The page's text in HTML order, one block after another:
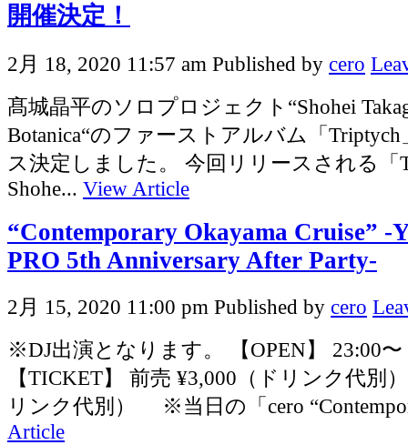
開催決定！
2月 18, 2020 11:57 am Published by cero
髙城晶平のソロプロジェクト“Shohei
Botanica“のファーストアルバム「
ス決定しました。 今回リリースされる「
Shohe... View Article
“Contemporary Okayama Cruise” -
PRO 5th Anniversary After Party-
2月 15, 2020 11:00 pm Published by cero
※DJ出演となります。 【OPEN】 23:00
【TICKET】 前売 ¥3,000（ドリンク代
リンク代別） ※当日の「cero
Article